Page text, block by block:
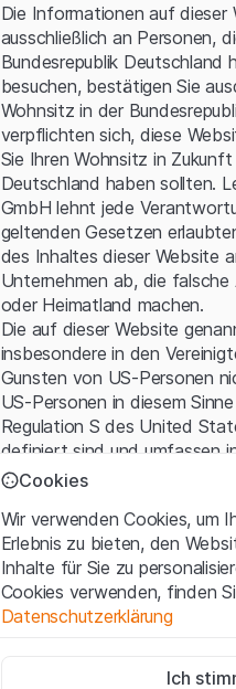
Die Informationen auf dieser
ausschließlich an Personen,
Bundesrepublik Deutschland
besuchen, bestätigen Sie
Wohnsitz in der
verpflichten sich, diese
Sie Ihren Wohnsitz in
Deutschland haben sollten.
GmbH lehnt jede
geltenden Gesetzen
des Inhaltes dieser Website
Unternehmen ab, die
oder Heimatland machen.
Die auf dieser Website
insbesondere in den
Gunsten von US-Personen
US-Personen in diesem
Regulation S des United
definiert sind und umfassen
der Vereinigten Staaten
Nutzungsbedingungen
Mit dem Zugriff auf diese
rechtlichen Informationen
Nutzungsbedingungen
sind, unterlassen Sie bitte
Cookies
Wir verwenden Cookies, um
Erlebnis zu bieten, den
Inhalte für Sie zu
Cookies verwenden, finden
Datenschutzerklärung
Diese Cookies sind für die
Ich